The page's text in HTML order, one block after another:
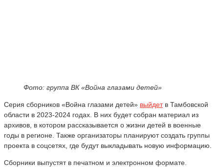
Фото: группа ВК «Война глазами детей»
Серия сборников «Война глазами детей» выйдетв Тамбовской
области в 2023-2024 годах. В них будет собран материал из
архивов, в котором рассказывается о жизни детей в военные
годы в регионе. Также организаторы планируют создать группы
проекта в соцсетях, где будут выкладывать новую информацию.
Сборники выпустят в печатном и электронном формате.